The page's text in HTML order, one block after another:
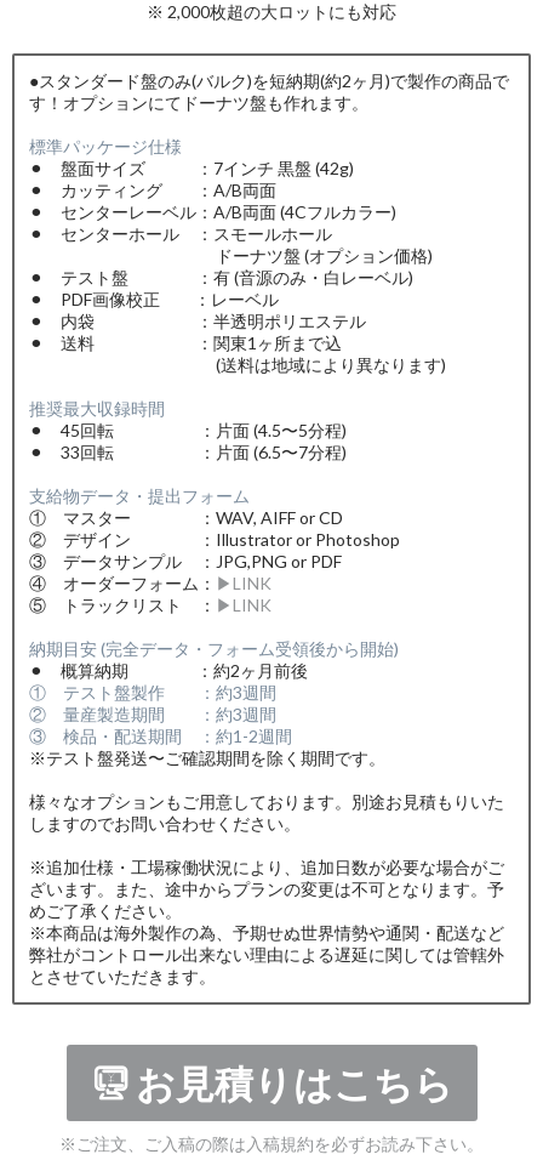
※ 2,000枚超の大ロットにも対応
●スタンダード盤のみ(バルク)を短納期(約2ヶ月)で製作の商品で
す！オプションにてドーナツ盤も作れます。
標準パッケージ仕様
⚫︎ 盤面サイズ ：7インチ 黒盤 (42g)
⚫︎ カッティング ：A/B両面
⚫︎ センターレーベル：A/B両面 (4Cフルカラー)
⚫︎ センターホール ：スモールホール
ドーナツ盤 (オプション価格)
⚫︎ テスト盤 ：有 (音源のみ・白レーベル)
⚫︎ PDF画像校正 ：レーベル
⚫︎ 内袋 ：半透明ポリエステル
⚫︎ 送料 ：関東1ヶ所まで込
(送料は地域により異なります)
推奨最大収録時間
⚫︎ 45回転 ：片面 (4.5〜5分程)
⚫︎ 33回転 ：片面 (6.5〜7分程)
支給物データ・提出フォーム
① マスター ：WAV, AIFF or CD
② デザイン ：Illustrator or Photoshop
③ データサンプル ：JPG,PNG or PDF
④ オーダーフォーム： ▶︎LINK
⑤ トラックリスト ： ▶︎LINK
納期目安 (完全データ・フォーム受領後から開始)
⚫︎ 概算納期 ：約2ヶ月前後
① テスト盤製作 ：約3週間
② 量産製造期間 ：約3週間
③ 検品・配送期間 ：約1-2週間
※テスト盤発送〜ご確認期間を除く期間です。
様々なオプションもご用意しております。別途お見積もりいた
しますのでお問い合わせください。
※追加仕様・工場稼働状況により、追加日数が必要な場合がご
ざいます。また、途中からプランの変更は不可となります。予
めご了承ください。
※本商品は海外製作の為、予期せぬ世界情勢や通関・配送など
弊社がコントロール出来ない理由による遅延に関しては管轄外
とさせていただきます。
お見積りはこちら
※ご注文、ご入稿の際は入稿規約を必ずお読み下さい。